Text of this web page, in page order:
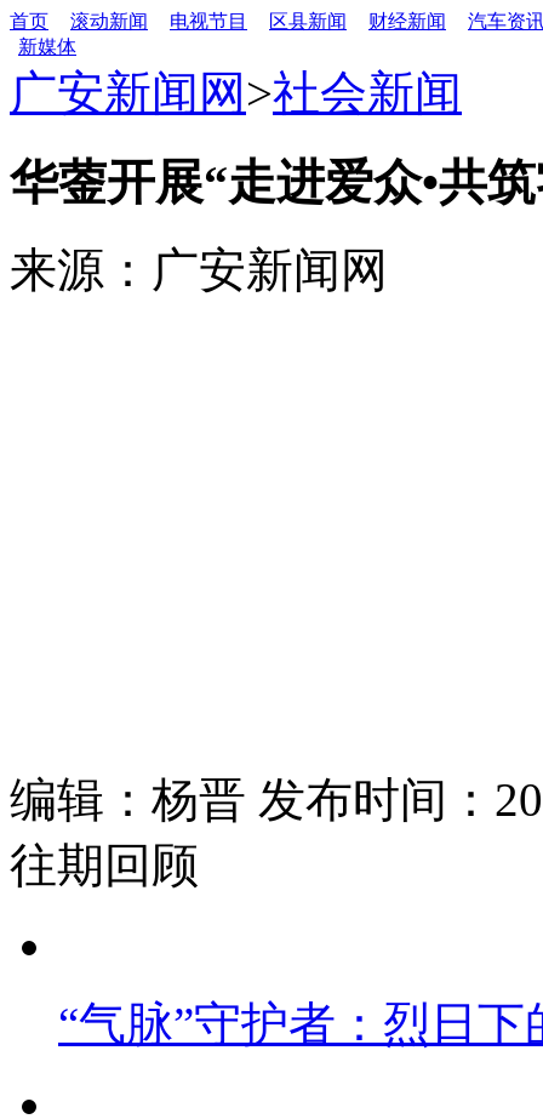
首页 滚动新闻 电视节目 区县新闻 财经新闻
汽车资
新媒体
广安新闻网 >社会新闻
华蓥开展“走进爱众•共
来源：广安新闻网
编辑：杨晋 发布时间：
往期回顾
“气脉”守护者：烈日下